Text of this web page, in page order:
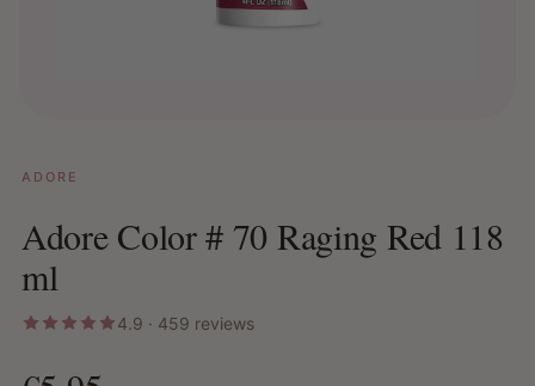
ADORE
Adore Color # 70 Raging Red 118
ml
4.9 · 459 reviews